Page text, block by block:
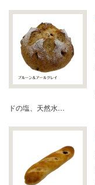
ドの塩、天然水…